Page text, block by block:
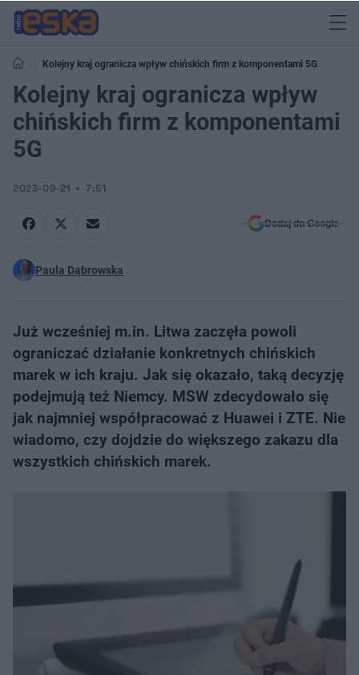
Kolejny kraj ogranicza wpływ chińskich firm z komponentami 5G
Kolejny kraj ogranicza wpływ
chińskich firm z komponentami
5G
2023-09-21 7:51
Dodaj do Google
Paula Dąbrowska
Już wcześniej m.in. Litwa zaczęła powoli
ograniczać działanie konkretnych chińskich
marek w ich kraju. Jak się okazało, taką decyzję
podejmują też Niemcy. MSW zdecydowało się
jak najmniej współpracować z Huawei i ZTE. Nie
wiadomo, czy dojdzie do większego zakazu dla
wszystkich chińskich marek.